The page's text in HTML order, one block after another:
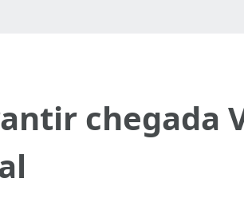
chegada